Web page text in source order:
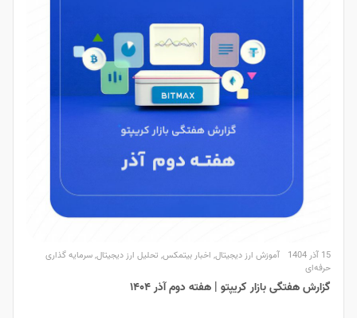
15 آذر 1404 آموزش ارز دیجیتال, اخبار بیتمکس, تحلیل ارز دیجیتال,سرمایه گذاری
حرفه‌ای
گزارش هفتگی بازار کریپتو | هفته دوم آذر ۱۴۰۴